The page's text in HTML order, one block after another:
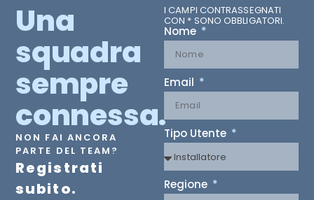
Una
squadra
sempre
connessa.
NON FAI ANCORA
PARTE DEL TEAM?
Registrati
subito.
I CAMPI CONTRASSEGNATI
CON * SONO OBBLIGATORI.
Nome
Email
Tipo Utente
Regione